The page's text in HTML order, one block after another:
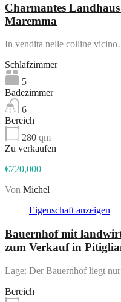
Charmantes
Maremma
In vendita nelle colline
Schlafzimmer
5
Badezimmer
6
Bereich
280 qm
Zu verkaufen
€720,000
Von Michel
Eigenschaft anzeigen
Bauernhof mit
zum Verkauf in
Lage: Der Bauernhof liegt
Bereich